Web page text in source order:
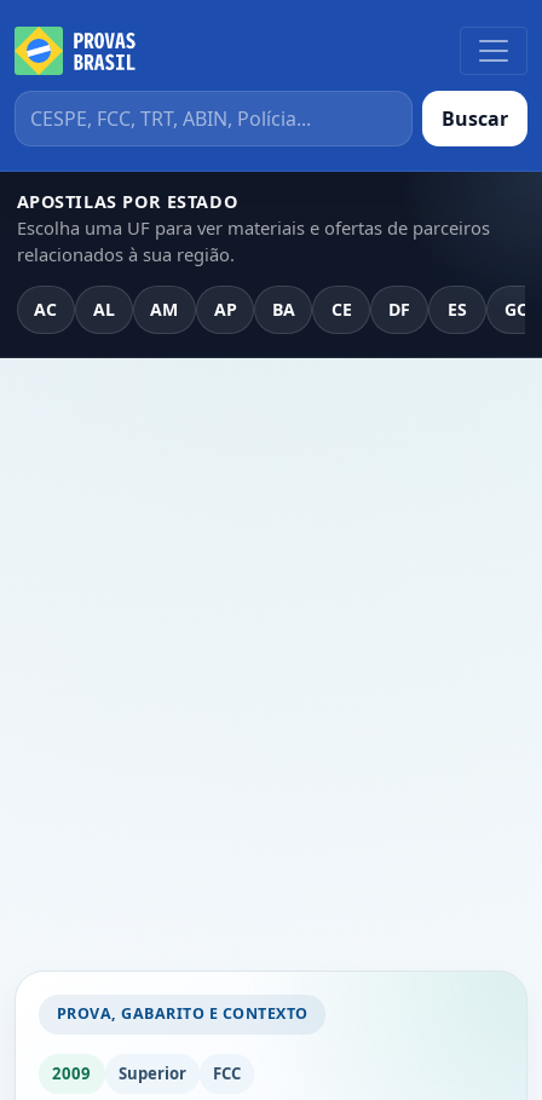
Buscar
APOSTILAS POR ESTADO
Escolha uma UF para ver materiais e ofertas de parceiros
relacionados à sua região.
AC AL AM AP BA CE DF ES GO
PROVA, GABARITO E CONTEXTO
2009 Superior FCC